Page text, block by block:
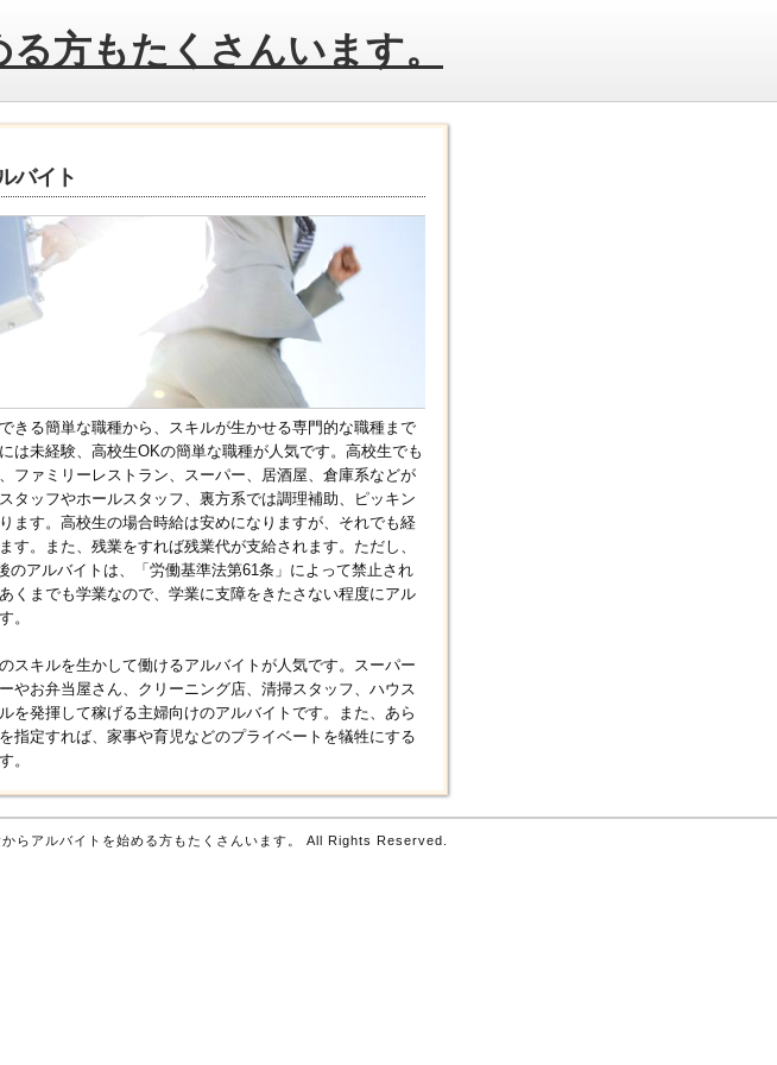
方もたくさんいます。
バイト
きる簡単な職種から、スキルが生かせる専門的な職種まで
は未経験、高校生OKの簡単な職種が人気です。高校生でも
ファミリーレストラン、スーパー、居酒屋、倉庫系などが
タッフやホールスタッフ、裏方系では調理補助、ピッキン
ます。高校生の場合時給は安めになりますが、それでも経
す。また、残業をすれば残業代が支給されます。ただし、
のアルバイトは、「労働基準法第61条」によって禁止され
くまでも学業なので、学業に支障をきたさない程度にアル
。
スキルを生かして働けるアルバイトが人気です。スーパー
やお弁当屋さん、クリーニング店、清掃スタッフ、ハウス
を発揮して稼げる主婦向けのアルバイトです。また、あら
指定すれば、家事や育児などのプライベートを犠牲にする
。
らアルバイトを始める方もたくさんいます。 All Rights Reserved.